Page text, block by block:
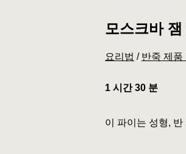
모스크바 잼
요리법 / 반죽 제품
1 시간 30 분
이 파이는 성형,